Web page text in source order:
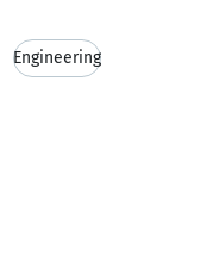
Engineering